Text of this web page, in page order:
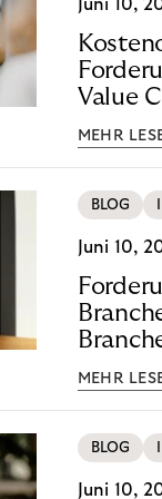
Juni 10,
Value
MEHR
BLOG
Juni 10,
MEHR
BLOG
Juni 10,